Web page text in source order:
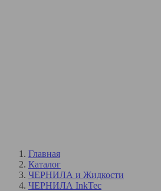
Главная
Каталог
ЧЕРНИЛА и Жидкости
ЧЕРНИЛА InkTec